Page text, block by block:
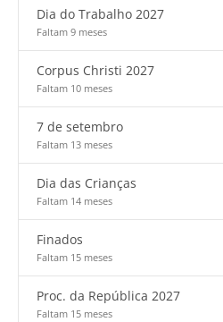
Dia do Trabalho 2027
Faltam 9 meses
Corpus Christi 2027
Faltam 10 meses
7 de setembro
Faltam 13 meses
Dia das Crianças
Faltam 14 meses
Finados
Faltam 15 meses
Proc. da República 2027
Faltam 15 meses